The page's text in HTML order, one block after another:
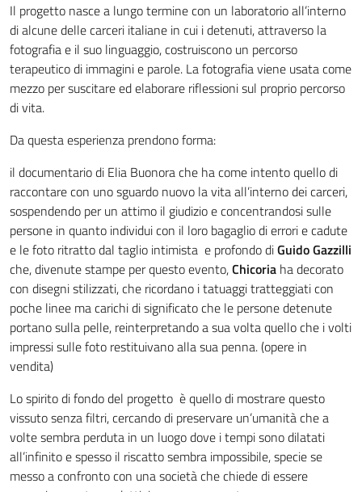
Il progetto nasce a lungo termine con un laboratorio all’interno
di alcune delle carceri italiane in cui i detenuti, attraverso la
fotografia e il suo linguaggio, costruiscono un percorso
terapeutico di immagini e parole. La fotografia viene usata come
mezzo per suscitare ed elaborare riflessioni sul proprio percorso
di vita.
Da questa esperienza prendono forma:
il documentario di Elia Buonora che ha come intento quello di
raccontare con uno sguardo nuovo la vita all’interno dei carceri,
sospendendo per un attimo il giudizio e concentrandosi sulle
persone in quanto individui con il loro bagaglio di errori e cadute
e le foto ritratto dal taglio intimista e profondo diGuido Gazzilli
che, divenute stampe per questo evento,Chicoria ha decorato
con disegni stilizzati, che ricordano i tatuaggi tratteggiati con
poche linee ma carichi di significato che le persone detenute
portano sulla pelle, reinterpretando a sua volta quello che i volti
impressi sulle foto restituivano alla sua penna. (opere in
vendita)
Lo spirito di fondo del progetto è quello di mostrare questo
vissuto senza filtri, cercando di preservare un’umanità che a
volte sembra perduta in un luogo dove i tempi sono dilatati
all’infinito e spesso il riscatto sembra impossibile, specie se
messo a confronto con una società che chiede di essere